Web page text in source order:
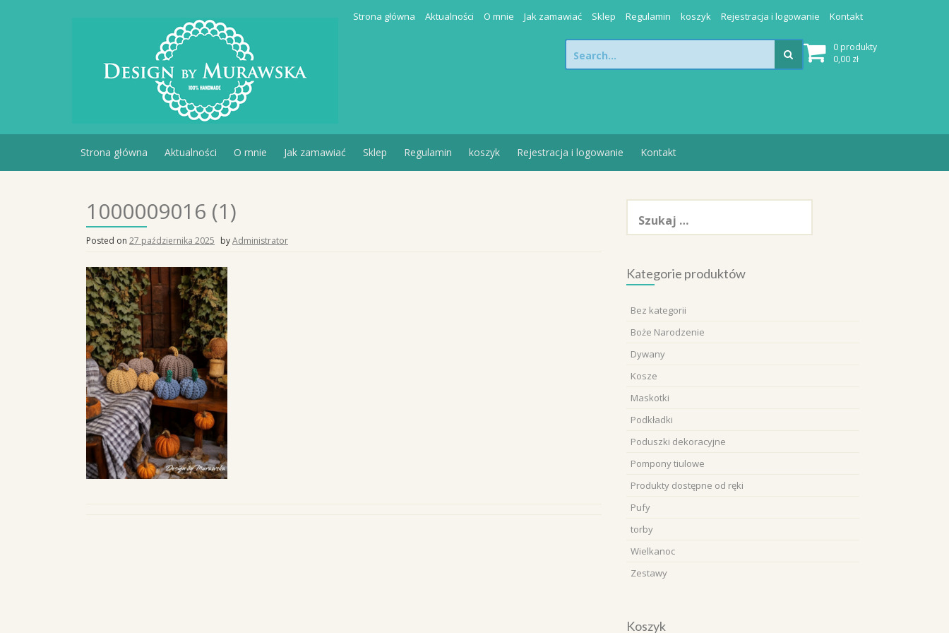
Strona główna Aktualności O mnie Jak zamawiać Sklep Regulamin koszyk Rejestracja i logowanie Kontakt
0 produkty
0,00 zł
Search
for:
Strona główna Aktualności O mnie Jak zamawiać Sklep Regulamin koszyk Rejestracja i logowanie Kontakt
1000009016 (1)
Posted on 27 października 2025 byAdministrator
Szukaj:
Kategorie produktów
Bez kategorii
Boże Narodzenie
Dywany
Kosze
Maskotki
Podkładki
Poduszki dekoracyjne
Pompony tiulowe
Produkty dostępne od ręki
Pufy
torby
Wielkanoc
Zestawy
Koszyk